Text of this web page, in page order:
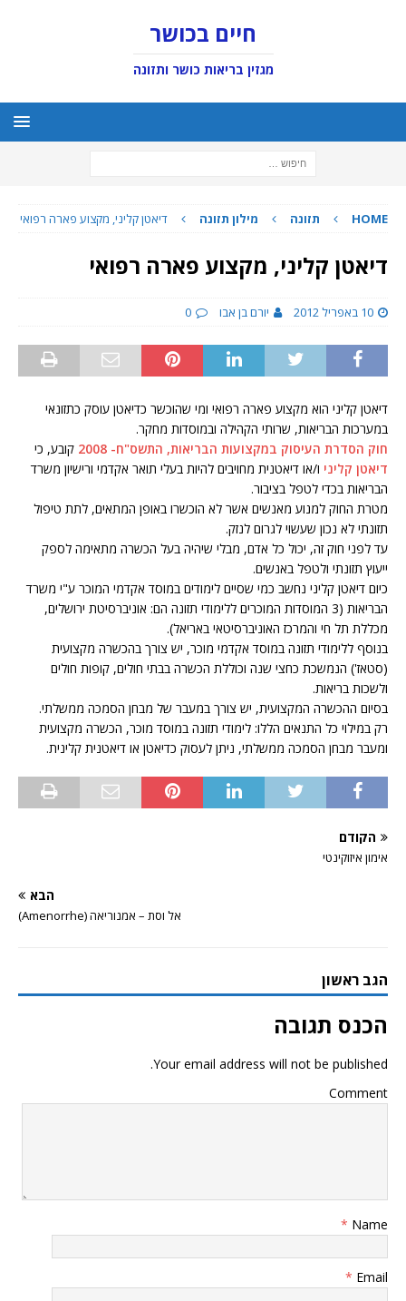
חיים בכושר
מגזין בריאות כושר ותזונה
HOME תזונה מילון תזונה דיאטן קליני, מקצוע פארה רפואי
דיאטן קליני, מקצוע פארה רפואי
10 באפריל 2012 יורם בן אבו 0
דיאטן קליני הוא מקצוע פארה רפואי ומי שהוכשר כדיאטן עוסק כתזונאי
במערכות הבריאות, שרותי הקהילה ובמוסדות מחקר.
חוק הסדרת העיסוק במקצועות הבריאות, התשס"ח- 2008
קובע, כי
דיאטן קליני ו/או דיאטנית מחויבים להיות בעלי תואר אקדמי ורישיון משרד
הבריאות בכדי לטפל בציבור.
מטרת החוק למנוע מאנשים אשר לא הוכשרו באופן המתאים, לתת טיפול
תזונתי לא נכון שעשוי לגרום לנזק.
עד לפני חוק זה, יכול כל אדם, מבלי שיהיה בעל הכשרה מתאימה לספק
ייעוץ תזונתי ולטפל באנשים.
כיום דיאטן קליני נחשב כמי שסיים לימודים במוסד אקדמי המוכר ע"י משרד
הבריאות (3 המוסדות המוכרים ללימודי תזונה הם: אוניברסיטת ירושלים,
מכללת תל חי והמרכז האוניברסיטאי באריאל).
בנוסף ללימודי תזונה במוסד אקדמי מוכר, יש צורך בהכשרה מקצועית
(סטאז') הנמשכת כחצי שנה וכוללת הכשרה בבתי חולים, קופות חולים
ולשכות בריאות.
בסיום ההכשרה המקצועית, יש צורך במעבר של מבחן הסמכה ממשלתי.
רק במילוי כל התנאים הללו: לימודי תזונה במוסד מוכר, הכשרה מקצועית
ומעבר מבחן הסמכה ממשלתי, ניתן לעסוק כדיאטן או דיאטנית קלינית.
הקודם
אימון איזוקינטי
הבא
אל וסת – אמנוריאה (Amenorrhe)
הגב ראשון
הכנס תגובה
Your email address will not be published.
Comment
Name
*
Email
*